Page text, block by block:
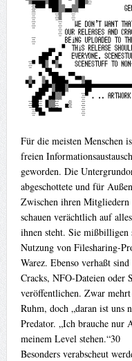
Für die meisten Menschen
freien
geworden. Die
abgeschottete und für
Zwischen ihren Mitgliedern
schauen verächtlich auf
ihnen steht. Sie mißbilligen
Nutzung von Filesharing-
Warez. Ebenso verhaßt
Cracks, NFO-Dateien oder
veröffentlichen. Zwar
Ruhm, doch „daran ist uns
Predator. „Ich brauche nur
meinem Level stehen.“30
Besonders verabscheut